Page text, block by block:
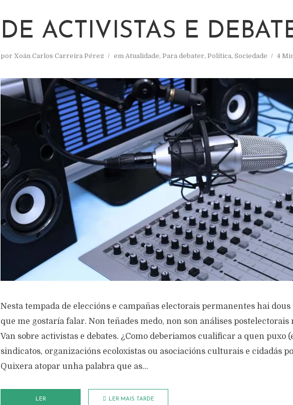
DE ACTIVISTAS E
por Xoán Carlos Carreira Pérez em Atualidade, Para debater, Política, Sociedade 4
Nesta tempada de eleccións e campañas electorais permanentes hai dous
que me gostaría falar. Non teñades medo, non son análises
Van sobre activistas e debates. ¿Como deberiamos cualificar a quen puxo
sindicatos, organizacións ecoloxistas ou asociacións culturais e cidadás
Quixera atopar unha palabra que as...
LER LER MAIS TARDE